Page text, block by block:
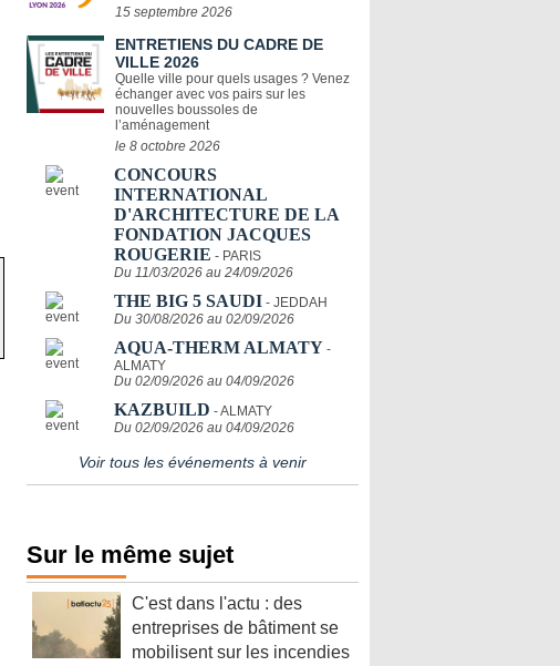
15 septembre 2026
ENTRETIENS DU CADRE DE
VILLE 2026
Quelle ville pour quels usages ? Venez
échanger avec vos pairs sur les
nouvelles boussoles de
l’aménagement
le 8 octobre 2026
CONCOURS
INTERNATIONAL
D'ARCHITECTURE DE LA
FONDATION JACQUES
ROUGERIE - PARIS
Du 11/03/2026 au 24/09/2026
THE BIG 5 SAUDI - JEDDAH
Du 30/08/2026 au 02/09/2026
AQUA-THERM ALMATY -
ALMATY
Du 02/09/2026 au 04/09/2026
KAZBUILD - ALMATY
Du 02/09/2026 au 04/09/2026
Voir tous les événements à venir
Sur le même sujet
C'est dans l'actu : des
entreprises de bâtiment se
mobilisent sur les incendies